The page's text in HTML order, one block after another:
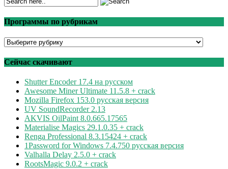
Программы по рубрикам
Программы
рубрикам
Сейчас скачивают
Shutter Encoder 17.4 на русском
Awesome Miner Ultimate 11.5.8 + crack
Mozilla Firefox 153.0 русская версия
UV SoundRecorder 2.13
AKVIS OilPaint 8.0.665.17565
Materialise Magics 29.1.0.35 + crack
Renga Professional 8.3.15424 + crack
1Password for Windows 7.4.750 русская версия
Valhalla Delay 2.5.0 + crack
RootsMagic 9.0.2 + crack